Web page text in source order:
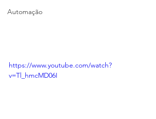
Automação
https://www.youtube.com/watch?
v=Tl_hmcMD06I